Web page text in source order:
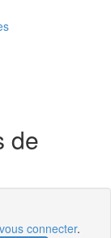
de
connecter.